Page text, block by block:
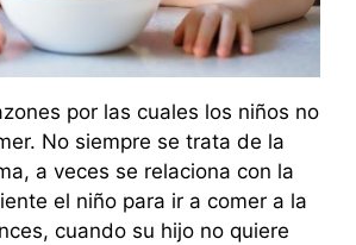
por las cuales los niños no
No siempre se trata de la
a veces se relaciona con la
el niño para ir a comer a la
cuando su hijo no quiere